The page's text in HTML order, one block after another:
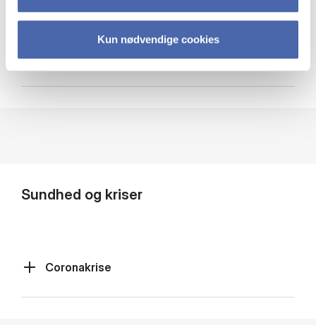
Kun nødvendige cookies
Cybersikkerhed
Sundhed og kriser
Coronakrise